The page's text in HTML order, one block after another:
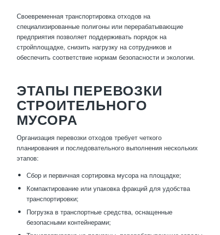
Своевременная транспортировка отходов на
специализированные полигоны или перерабатывающие
предприятия позволяет поддерживать порядок на
стройплощадке, снизить нагрузку на сотрудников и
обеспечить соответствие нормам безопасности и экологии.
ЭТАПЫ ПЕРЕВОЗКИ
СТРОИТЕЛЬНОГО
МУСОРА
Организация перевозки отходов требует четкого
планирования и последовательного выполнения нескольких
этапов:
Сбор и первичная сортировка мусора на площадке;
Компактирование или упаковка фракций для удобства
транспортировки;
Погрузка в транспортные средства, оснащенные
безопасными контейнерами;